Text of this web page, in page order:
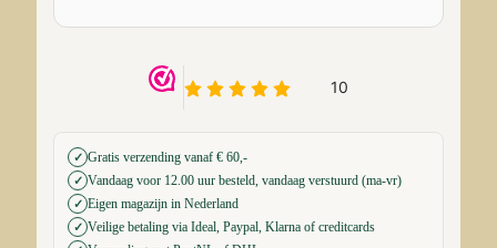
✓ Gratis verzending vanaf € 60,-
✓ Vandaag voor 12.00 uur besteld, vandaag verstuurd (ma-vr)
✓ Eigen magazijn in Nederland
✓ Veilige betaling via Ideal, Paypal, Klarna of creditcards